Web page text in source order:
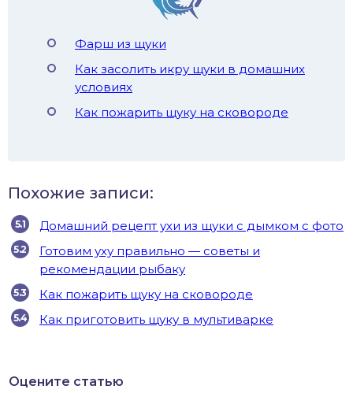
Фарш из щуки
Как засолить икру щуки в домашних
условиях
Как пожарить щуку на сковороде
Похожие записи:
Домашний рецепт ухи из щуки с дымком с фото
Готовим уху правильно — советы и
рекомендации рыбаку
Как пожарить щуку на сковороде
Как приготовить щуку в мультиварке
Оцените статью